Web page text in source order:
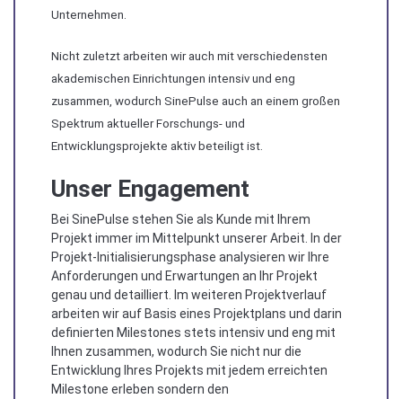
Unternehmen.
Nicht zuletzt arbeiten wir auch mit verschiedensten
akademischen Einrichtungen intensiv und eng
zusammen, wodurch SinePulse auch an einem großen
Spektrum aktueller Forschungs- und
Entwicklungsprojekte aktiv beteiligt ist.
Unser Engagement
Bei SinePulse stehen Sie als Kunde mit Ihrem
Projekt immer im Mittelpunkt unserer Arbeit. In der
Projekt-Initialisierungsphase analysieren wir Ihre
Anforderungen und Erwartungen an Ihr Projekt
genau und detailliert. Im weiteren Projektverlauf
arbeiten wir auf Basis eines Projektplans und darin
definierten Milestones stets intensiv und eng mit
Ihnen zusammen, wodurch Sie nicht nur die
Entwicklung Ihres Projekts mit jedem erreichten
Milestone erleben sondern den